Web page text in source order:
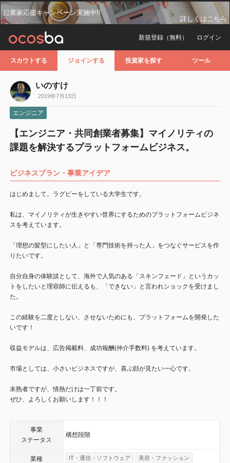
起業家応援キャンペーン実施中!!
詳しくはこちら
ログイン
新規登録（無料）
スカウトする ジョインする 投資家を探す ツール
いのすけ
2019年7月13日
エンジニア
【エンジニア・共同創業者募集】マイノリティの
課題を解決するプラットフォームビジネス。
ビジネスプラン・事業アイデア
はじめまして。ラグビーをしている大学生です。
私は、マイノリティが生きやすい世界にするためのプラットフォームビジネ
スを考えています。
「理想の髪型にしたい人」と「専門技術を持った人」をつなぐサービスを作
りたいです。
自分自身の体験談として、海外で人気のある「スキンフェード」というカッ
トをしたいと理容師に伝えるも、「できない」と言われショックを受けまし
た。
この経験を二度としない、させないためにも、プラットフォームを開発した
いです！
収益モデルは、広告掲載料、成功報酬(仲介手数料) を考えています。
市場としては、小さいビジネスですが、喜ぶ顔が見たい一心です。
未熟者ですが、情熱だけは一丁前です。
ぜひ、よろしくお願いします！！！
事業
ステータス
構想段階
業種 IT・通信・ソフトウェア 美容・ファッション